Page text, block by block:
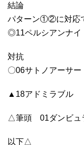
結論
パターン①②に対応
◎11ペルシアンナイ
対抗
〇06サトノアーサー
▲18アドミラブル
△筆頭 01ダンビュ
以下△